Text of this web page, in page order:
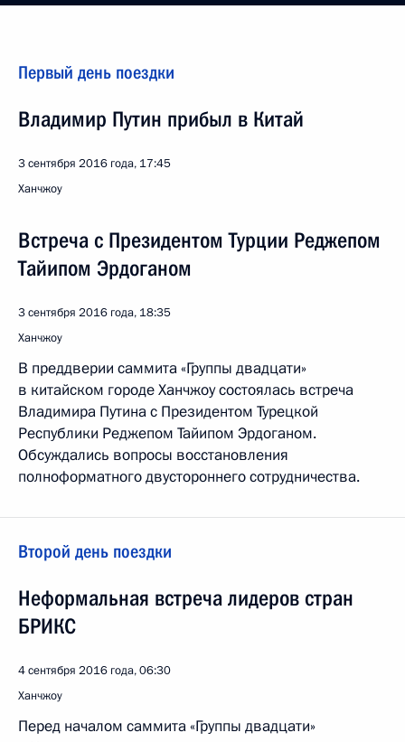
Первый день поездки
Владимир Путин прибыл в Китай
3 сентября 2016 года, 17:45
Ханчжоу
Встреча с Президентом Турции Реджепом
Тайипом Эрдоганом
3 сентября 2016 года, 18:35
Ханчжоу
В преддверии саммита «Группы двадцати»
в китайском городе Ханчжоу состоялась встреча
Владимира Путина с Президентом Турецкой
Республики Реджепом Тайипом Эрдоганом.
Обсуждались вопросы восстановления
полноформатного двустороннего сотрудничества.
Второй день поездки
Неформальная встреча лидеров стран
БРИКС
4 сентября 2016 года, 06:30
Ханчжоу
Перед началом саммита «Группы двадцати»